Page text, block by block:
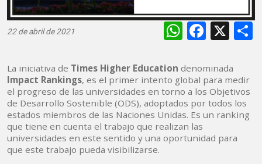
22 de abril de 2021 X
La iniciativa de Times Higher Education denominada
Impact Rankings, es el primer intento global para medir
el progreso de las universidades en torno a los Objetivos
de Desarrollo Sostenible (ODS), adoptados por todos los
estados miembros de las Naciones Unidas. Es un ranking
que tiene en cuenta el trabajo que realizan las
universidades en este sentido y una oportunidad para
que este trabajo pueda visibilizarse.